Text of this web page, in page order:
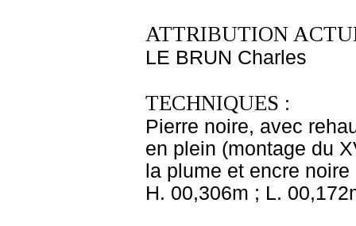
ATTRIBUTION
LE BRUN Charles
TECHNIQUES :
Pierre noire, avec
en plein (montage du
la plume et encre
H. 00,306m ; L.